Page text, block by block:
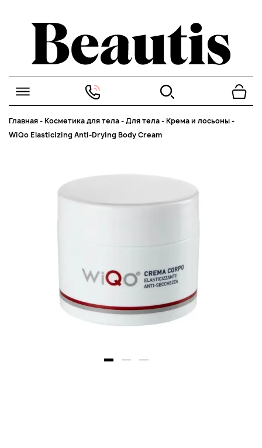
Главная-Косметика для тела-Для тела-Крема и лосьоны-
WiQo Elasticizing Anti-Drying Body Cream